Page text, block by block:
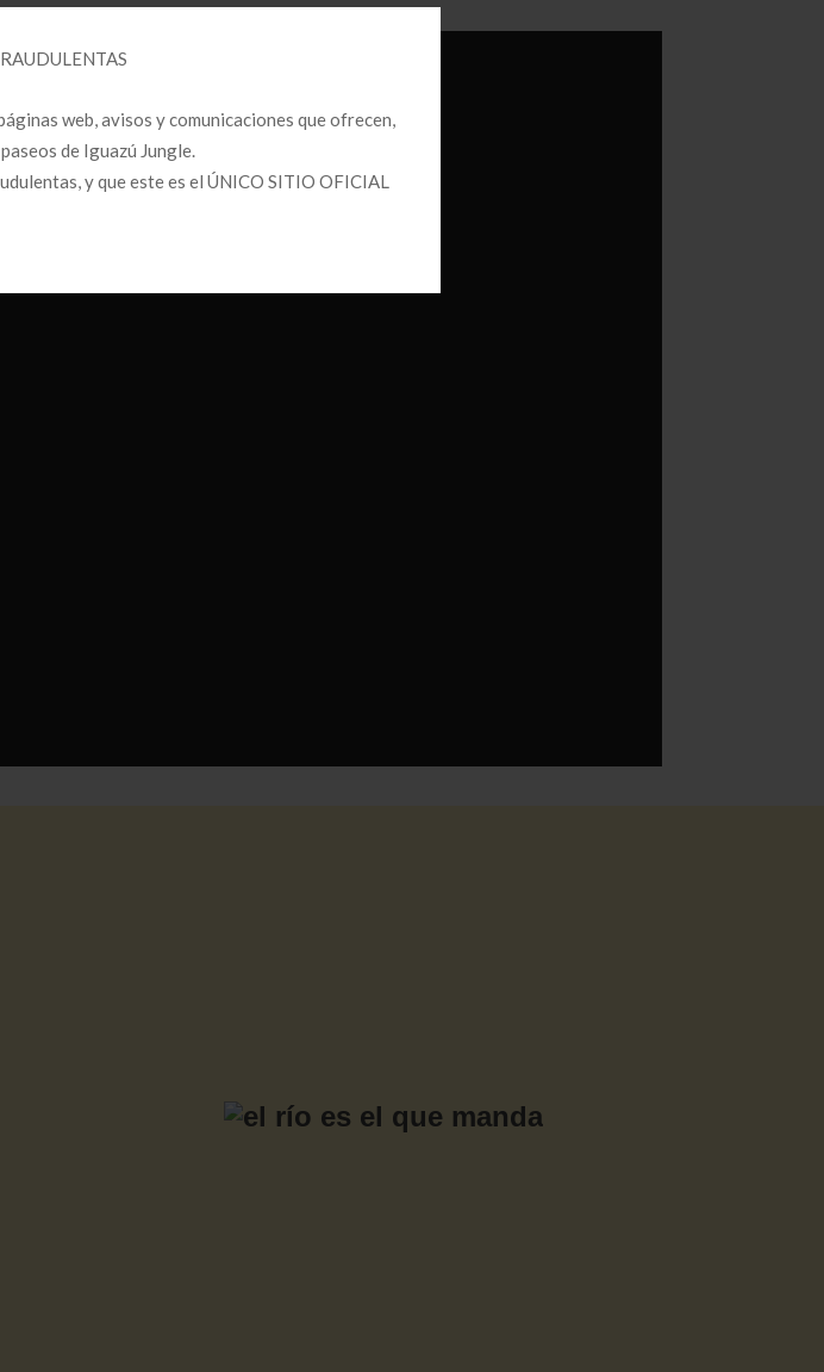
web, avisos y comunicaciones que ofrecen,
de Iguazú Jungle.
y que este es el ÚNICO SITIO OFICIAL